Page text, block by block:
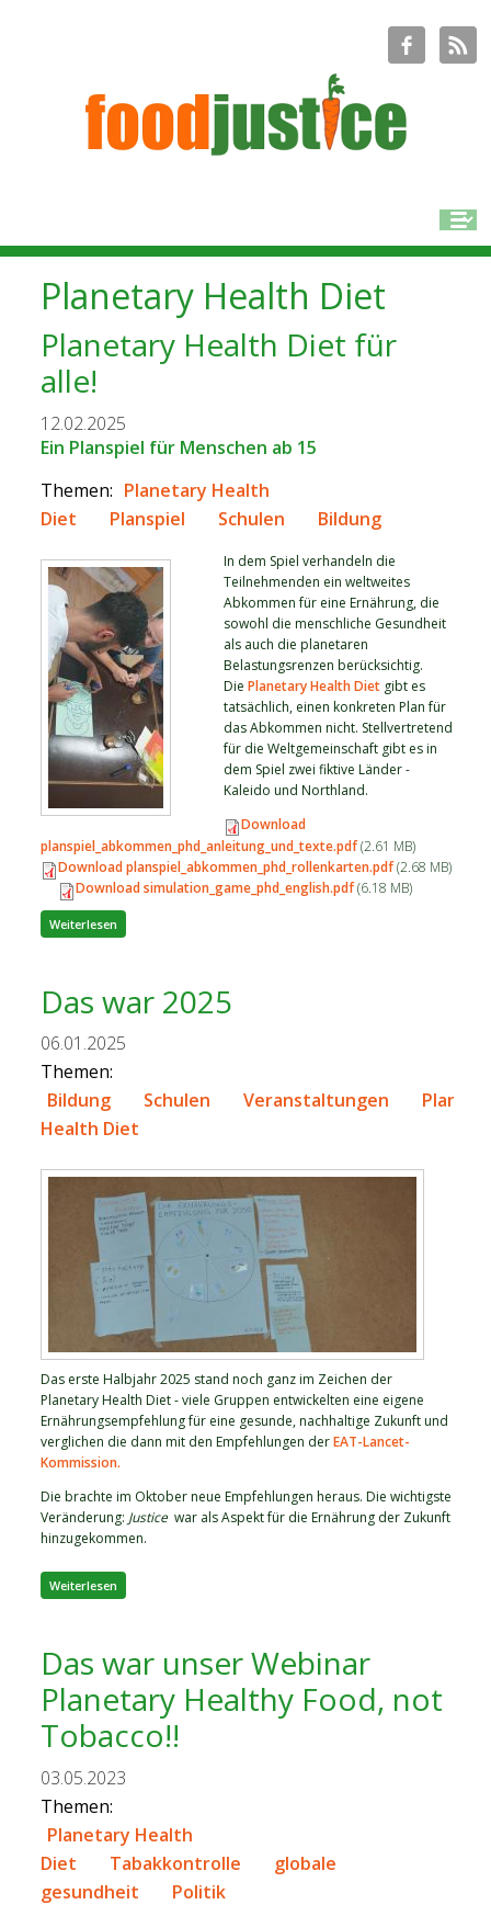
Planetary Health Diet
Planetary Health Diet für
alle!
12.02.2025
Ein Planspiel für Menschen ab 15
Themen: Planetary Health
Diet
Planspiel Schulen Bildung
In dem Spiel verhandeln die
Teilnehmenden ein weltweites
Abkommen für eine Ernährung, die
sowohl die menschliche Gesundheit
als auch die planetaren
Belastungsrenzen berücksichtig.
DiePlanetary Health Diet gibt es
tatsächlich, einen konkreten Plan für
das Abkommen nicht. Stellvertretend
für die Weltgemeinschaft gibt es in
dem Spiel zwei fiktive Länder -
Kaleido und Northland.
Download
planspiel_abkommen_phd_anleitung_und_texte.pdf(2.61 MB)
Download planspiel_abkommen_phd_rollenkarten.pdf(2.68 MB)
Download simulation_game_phd_english.pdf(6.18 MB)
Weiterlesen
Das war 2025
06.01.2025
Themen:
Bildung
Schulen Veranstaltungen
Health Diet
Das erste Halbjahr 2025 stand noch ganz im Zeichen der
Planetary Health Diet - viele Gruppen entwickelten eine eigene
Ernährungsempfehlung für eine gesunde, nachhaltige Zukunft und
verglichen die dann mit den Empfehlungen derEAT-Lancet-
Kommission.
Die brachte im Oktober neue Empfehlungen heraus. Die wichtigste
Veränderung: Justicewar als Aspekt für die Ernährung der Zukunft
hinzugekommen.
Weiterlesen
Das war unser Webinar
Planetary Healthy Food, not
Tobacco!!
03.05.2023
Themen:
Planetary Health
Diet
Tabakkontrolle
globale
gesundheit
Politik